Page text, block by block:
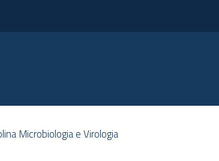
Microbiologia e Virologia